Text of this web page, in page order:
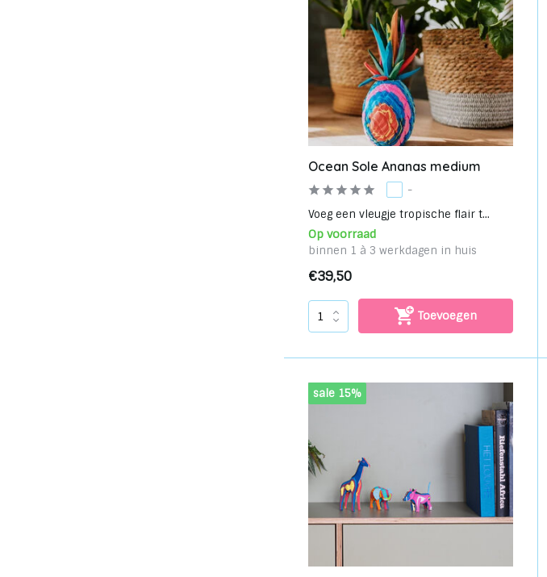
Ocean Sole Ananas medium
-
Voeg een vleugje tropische flair t...
Op voorraad
binnen 1 à 3 werkdagen in huis
€39,50
Toevoegen
sale 15%